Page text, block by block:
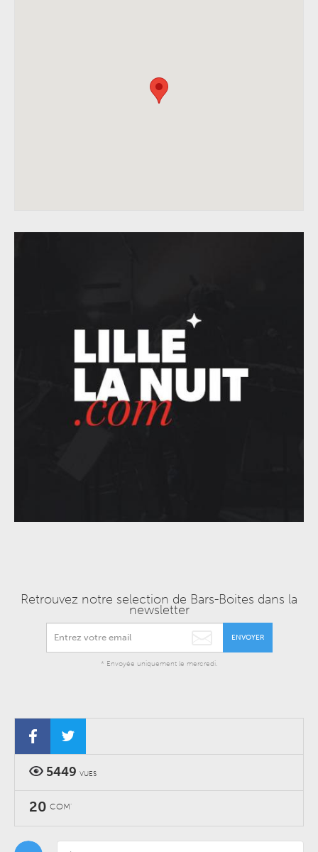
Retrouvez notre selection de Bars-Boites dans la
newsletter
ENVOYER
* Envoyée uniquement le mercredi.
5449 VUES
20 COM'